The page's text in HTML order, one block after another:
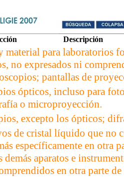
Descripción
material para laboratorios
no expresados ni
pantallas de
ópticos, incluso para
o microproyección.
excepto los ópticos;
de cristal líquido que no
específicamente en otra
aparatos e
en otra parte